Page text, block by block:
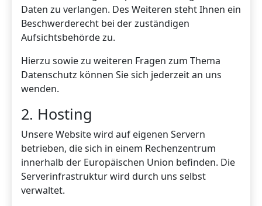
Daten zu verlangen. Des Weiteren steht Ihnen ein
Beschwerderecht bei der zuständigen
Aufsichtsbehörde zu.
Hierzu sowie zu weiteren Fragen zum Thema
Datenschutz können Sie sich jederzeit an uns
wenden.
2. Hosting
Unsere Website wird auf eigenen Servern
betrieben, die sich in einem Rechenzentrum
innerhalb der Europäischen Union befinden. Die
Serverinfrastruktur wird durch uns selbst
verwaltet.